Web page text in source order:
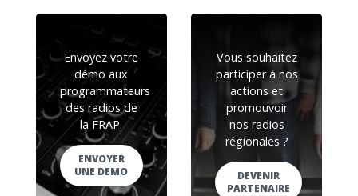
Envoyez votre
démo aux
programmateurs
des radios de
la FRAP.
ENVOYER
UNE DEMO
Vous souhaitez
participer à nos
actions et
promouvoir
nos radios
régionales ?
DEVENIR
PARTENAIRE